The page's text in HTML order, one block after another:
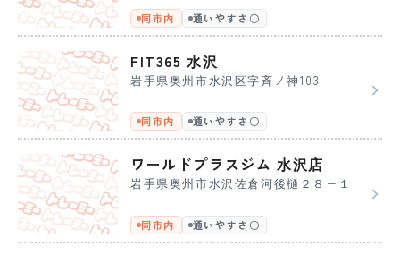
同市内 通いやすさ〇
FIT365 水沢
岩手県奥州市水沢区字斉ノ神103
同市内 通いやすさ〇
ワールドプラスジム 水沢店
岩手県奥州市水沢佐倉河後樋２８−１
同市内 通いやすさ〇